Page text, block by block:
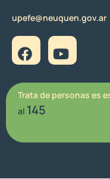
upefe@neuquen.gov.ar
Trata de personas es
al 145